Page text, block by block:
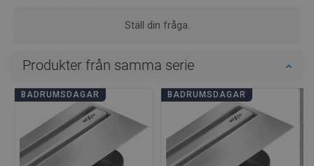
Ställ din fråga.
Produkter från samma serie
BADRUMSDAGAR BADRUMSDAGAR